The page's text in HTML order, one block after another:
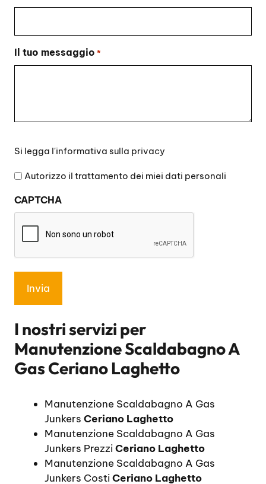
Il tuo messaggio *
legga
l'informativa
privacy
Si legga l'informativa sulla privacy
Autorizzo il trattamento dei miei dati personali
CAPTCHA
I nostri servizi per
Manutenzione Scaldabagno A
Gas Ceriano Laghetto
Manutenzione Scaldabagno A Gas
Junkers Ceriano Laghetto
Manutenzione Scaldabagno A Gas
Junkers PrezziCeriano Laghetto
Manutenzione Scaldabagno A Gas
Junkers CostiCeriano Laghetto